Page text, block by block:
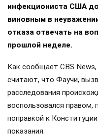
инфекциониста США
виновным в
отказа отвечать на
прошлой неделе.
Как сообщает CBS
считают, что Фаучи,
расследования
воспользовался
поправкой к
показания.